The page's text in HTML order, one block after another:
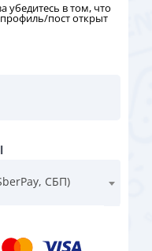
убедитесь в том, что
пост открыт
СБП)